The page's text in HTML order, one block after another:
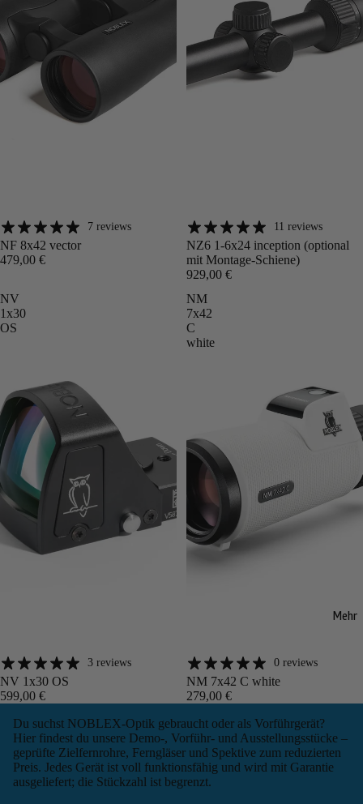
Mehr
Angebot 7 reviews
NF 8x42 vector
479,00 €
Angebot 11 reviews
NZ6 1-6x24 inception (optional
mit Montage-Schiene)
929,00 €
NV
1x30
OS
Angebot 3 reviews
NV 1x30 OS
599,00 €
NM
7x42
C
white
Angebot 0 reviews
NM 7x42 C white
279,00 €
Du suchst NOBLEX-Optik gebraucht oder als Vorführgerät?
Hier findest du unsere Demo-, Vorführ- und Ausstellungsstücke –
geprüfte Zielfernrohre, Ferngläser und Spektive zum reduzierten
Preis. Jedes Gerät ist voll funktionsfähig und wird mit Garantie
ausgeliefert; die Stückzahl ist begrenzt.